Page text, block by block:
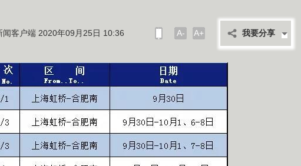
闻客户端 2020年09月25日 10:36 A- A+ 我要分享